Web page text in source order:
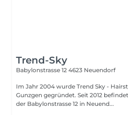
Trend-Sky
Babylonstrasse 12 4623 Neuendorf
Im Jahr 2004 wurde Trend Sky -
Gunzgen gegründet. Seit 2012
der Babylonstrasse 12 in Neuend...